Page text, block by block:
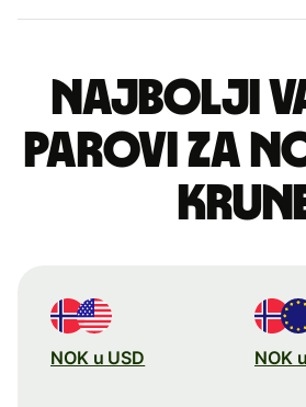
Najbolji
parovi za
NOK u USD NOK